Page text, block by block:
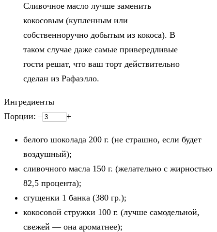
Сливочное масло лучше заменить
кокосовым (купленным или
собственноручно добытым из кокоса). В
таком случае даже самые привередливые
гости решат, что ваш торт действительно
сделан из Рафаэлло.
Ингредиенты
Порции:– +
белого шоколада 200 г. (не страшно, если будет
воздушный);
сливочного масла 150 г. (желательно с жирностью
82,5 процента);
сгущенки 1 банка (380 гр.);
кокосовой стружки 100 г. (лучше самодельной,
свежей — она ароматнее);